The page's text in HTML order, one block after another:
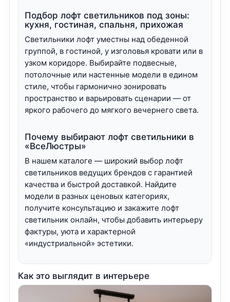
Подбор лофт светильников под зоны:
кухня, гостиная, спальня, прихожая
Светильники лофт уместны над обеденной
группой, в гостиной, у изголовья кровати или в
узком коридоре. Выбирайте подвесные,
потолочные или настенные модели в едином
стиле, чтобы гармонично зонировать
пространство и варьировать сценарии — от
яркого рабочего до мягкого вечернего света.
Почему выбирают лофт светильники в
«ВсеЛюстры»
В нашем каталоге — широкий выбор лофт
светильников ведущих брендов с гарантией
качества и быстрой доставкой. Найдите
модели в разных ценовых категориях,
получите консультацию и закажите лофт
светильник онлайн, чтобы добавить интерьеру
фактуры, уюта и характерной
«индустриальной» эстетики.
Как это выглядит в интерьере